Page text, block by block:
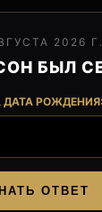
2026 Г.
БЫЛ
РОЖДЕНИЯ:
ОТВЕТ